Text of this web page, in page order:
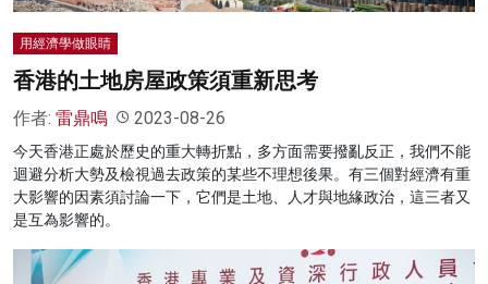
用經濟學做眼睛
香港的土地房屋政策須重新思考
作者: 雷鼎鳴 2023-08-26
今天香港正處於歷史的重大轉折點，多方面需要撥亂反正，我們不能
迴避分析大勢及檢視過去政策的某些不理想後果。有三個對經濟有重
大影響的因素須討論一下，它們是土地、人才與地緣政治，這三者又
是互為影響的。